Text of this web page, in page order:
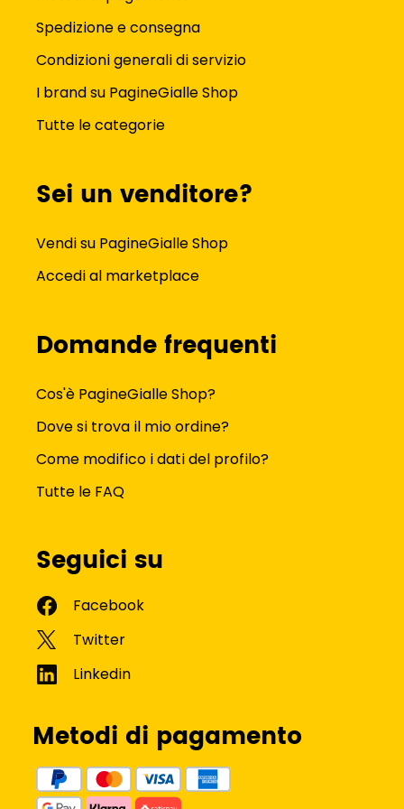
Spedizione e consegna
Condizioni generali di servizio
I brand su PagineGialle Shop
Tutte le categorie
Sei un venditore?
Vendi su PagineGialle Shop
Accedi al marketplace
Domande frequenti
Cos'è PagineGialle Shop?
Dove si trova il mio ordine?
Come modifico i dati del profilo?
Tutte le FAQ
Seguici su
Metodi di pagamento